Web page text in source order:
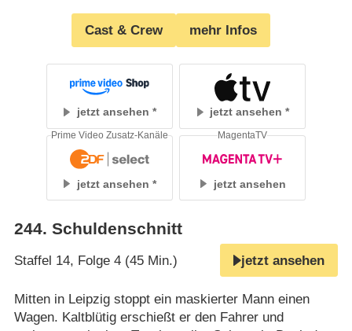
Cast & Crew mehr Infos
jetzt ansehen jetzt ansehen
jetzt ansehen
Prime Video Zusatz-Kanäle
jetzt ansehen
MagentaTV
244. Schuldenschnitt
Staffel 14, Folge 4 (45 Min.) jetzt ansehen
Mitten in Leipzig stoppt ein maskierter Mann einen
Wagen. Kaltblütig erschießt er den Fahrer und